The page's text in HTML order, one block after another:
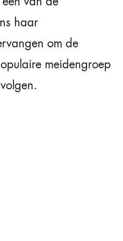
haar
om de
meidengroep